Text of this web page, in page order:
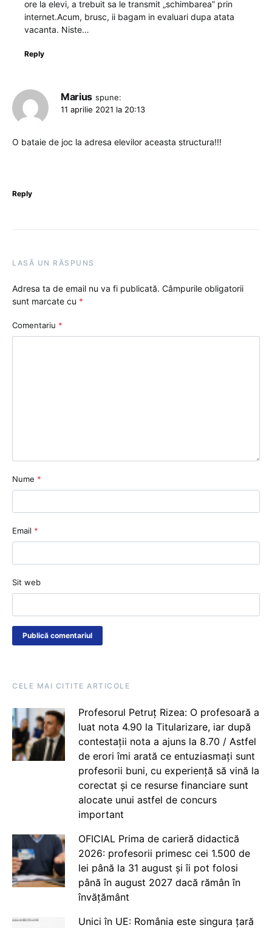
ore la elevi, a trebuit sa le transmit „schimbarea” prin
internet.Acum, brusc, ii bagam in evaluari dupa atata
vacanta. Niste…
Reply
Marius spune:
11 aprilie 2021 la 20:13
O bataie de joc la adresa elevilor aceasta structura!!!
Reply
LASĂ UN RĂSPUNS
Adresa ta de email nu va fi publicată. Câmpurile obligatorii
sunt marcate cu *
Comentariu *
Nume *
Email *
Sit web
CELE MAI CITITE ARTICOLE
Profesorul Petruț Rizea: O profesoară a
luat nota 4.90 la Titularizare, iar după
contestații nota a ajuns la 8.70 / Astfel
de erori îmi arată ce entuziasmați sunt
profesorii buni, cu experiență să vină la
corectat și ce resurse financiare sunt
alocate unui astfel de concurs
important
OFICIAL Prima de carieră didactică
2026: profesorii primesc cei 1.500 de
lei până la 31 august și îi pot folosi
până în august 2027 dacă rămân în
învățământ
Unici în UE: România este singura țară